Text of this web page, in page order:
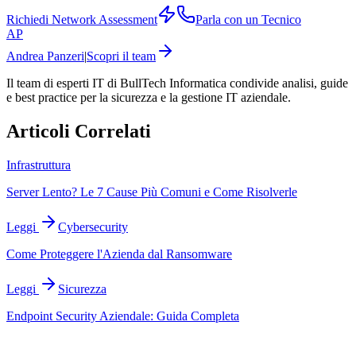
Richiedi Network Assessment
Parla con un Tecnico
AP
Andrea Panzeri|Scopri il team
Il team di esperti IT di BullTech Informatica condivide analisi, guide
e best practice per la sicurezza e la gestione IT aziendale.
Articoli Correlati
Infrastruttura
Server Lento? Le 7 Cause Più Comuni e Come Risolverle
Leggi
Cybersecurity
Come Proteggere l'Azienda dal Ransomware
Leggi
Sicurezza
Endpoint Security Aziendale: Guida Completa